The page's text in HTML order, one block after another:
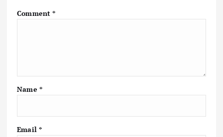
Comment*
Name *
Email *